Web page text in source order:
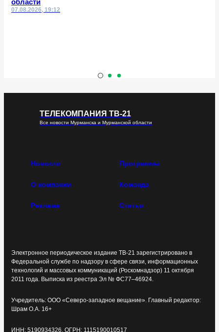
области
07.08.2026, 19:12
ТЕЛЕКОМПАНИЯ ТВ-21
Все новости Мурманска и Мурманской области
Новости Программы
О компании Команда
Реклама Статьи
Электронное периодическое издание ТВ-21 зарегистрировано в
Федеральной службе по надзору в сфере связи, информационных
технологий и массовых коммуникаций (Роскомнадзор) 11 октября
2011 года. Выписка из реестра Эл № ФС77–46924.
Учредитель: ООО «Северо-западное вещание». Главный редактор:
Шрам О.А. 16+
ИНН: 5190934326, ОГРН: 1115190010517